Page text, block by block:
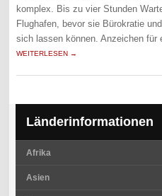
komplex. Bis zu vier Stunden
Flughafen, bevor sie Bürokratie
sich lassen können. Anzeichen
WEITERLESEN →
Länderinformationen
Afrika
Asien